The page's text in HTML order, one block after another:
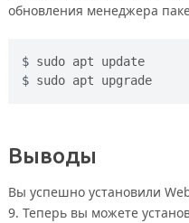
обновления менеджера
sudo apt update
sudo apt upgrade
Выводы
Вы успешно установили
9. Теперь вы можете